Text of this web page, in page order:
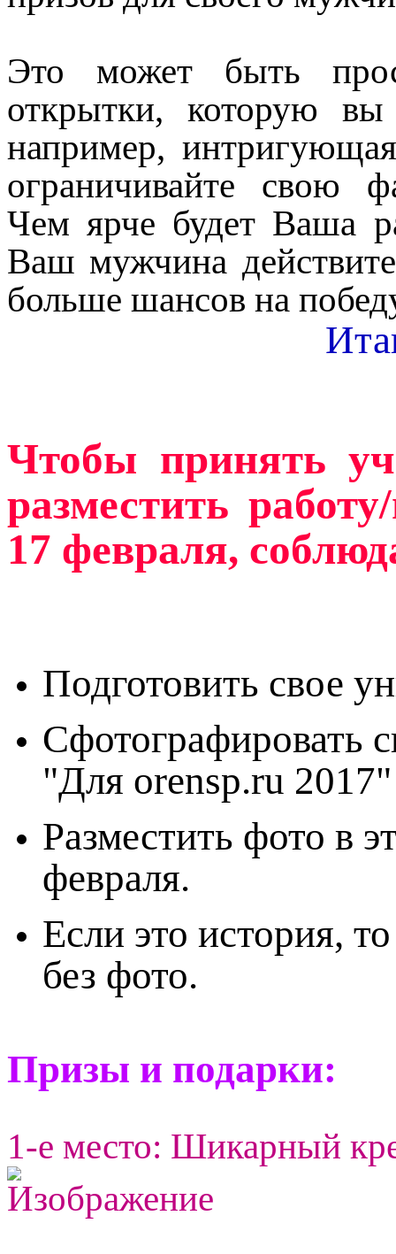
Это может быть
открытки, которую
например,
ограничивайте свою
Чем ярче будет Ваша
Ваш мужчина
больше шансов на
Чтобы принять
разместить
17 февраля,
Подготовить свое
Сфотографировать
"Для orensp.ru
Разместить фото в
февраля.
Если это история,
без фото.
Призы и подарки:
1-е место: Шикарный